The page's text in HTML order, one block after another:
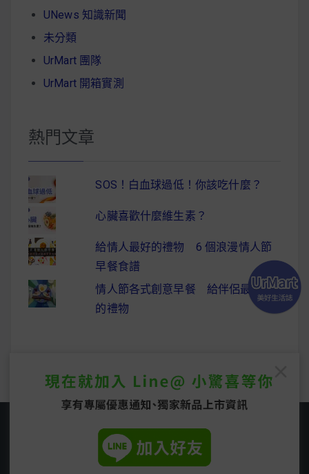
UNews 知識新聞
未分類
UrMart 團隊
UrMart 開箱實測
熱門文章
SOS！白血球過低！你該吃什麼？
心臟喜歡什麼維生素？
給情人最好的禮物 6 個浪漫情人節
早餐食譜
情人節各式創意早餐 給伴侶最驚喜
的禮物
UrMart 美好生活誌. All rights
Easyblog Theme by